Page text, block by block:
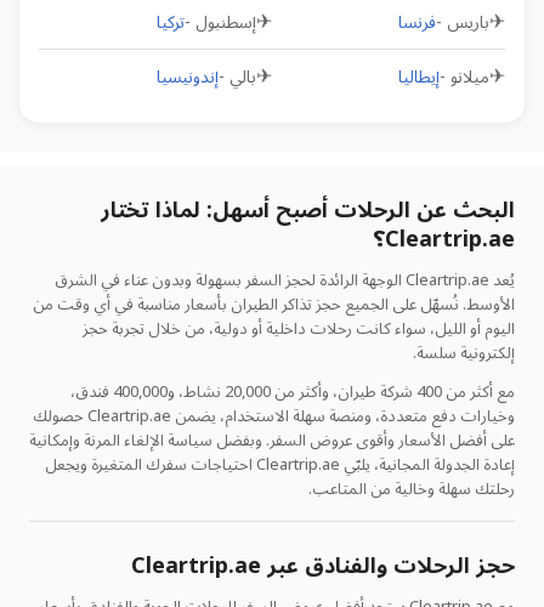
✈باريس -فرنسا ✈إسطنبول -تركيا
✈ميلانو-إيطاليا ✈بالي -إندونيسيا
البحث عن الرحلات أصبح أسهل: لماذا تختار
Cleartrip.ae؟
يُعد Cleartrip.ae الوجهة الرائدة لحجز السفر بسهولة وبدون عناء في الشرق
الأوسط. نُسهّل على الجميع حجز تذاكر الطيران بأسعار مناسبة في أي وقت من
اليوم أو الليل، سواء كانت رحلات داخلية أو دولية، من خلال تجربة حجز
إلكترونية سلسة.
مع أكثر من 400 شركة طيران، وأكثر من 20,000 نشاط، و400,000 فندق،
وخيارات دفع متعددة، ومنصة سهلة الاستخدام، يضمن Cleartrip.ae حصولك
على أفضل الأسعار وأقوى عروض السفر. وبفضل سياسة الإلغاء المرنة وإمكانية
إعادة الجدولة المجانية، يلبّي Cleartrip.ae احتياجات سفرك المتغيرة ويجعل
رحلتك سهلة وخالية من المتاعب.
حجز الرحلات والفنادق عبر Cleartrip.ae